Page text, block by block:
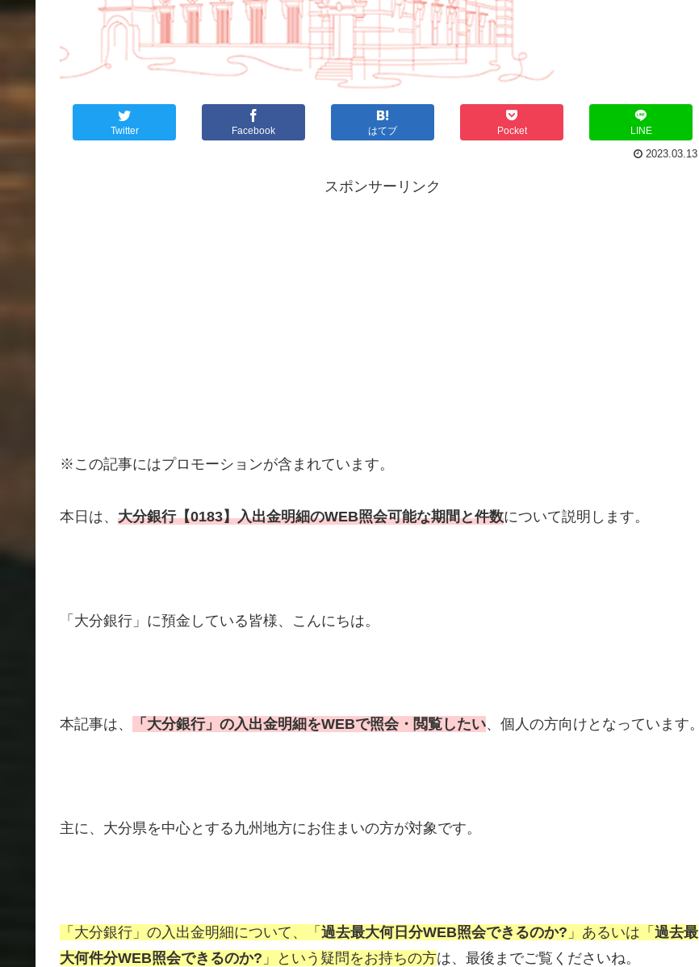
Twitter Facebook はてブ Pocket LINE
2023.03.13
スポンサーリンク
※この記事にはプロモーションが含まれています。
本日は、 大分銀行【0183】入出金明細のWEB照会可能な期間と件数について説明します。
「大分銀行」に預金している皆様、こんにちは。
本記事は、 「大分銀行」の入出金明細をWEBで照会・閲覧したい、個人の方向けとなっています。
主に、大分県を中心とする九州地方にお住まいの方が対象です。
「大分銀行」の入出金明細について、「 過去最大何日分WEB照会できるのか? 」あるいは「 過去最
大何件分WEB照会できるのか? 」という疑問をお持ちの方は、最後までご覧くださいね。